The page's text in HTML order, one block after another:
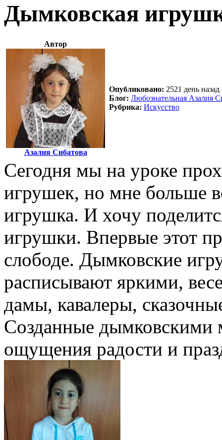
Дымковская
Автор
Азалия Сибатова
Опубликовано: 2521 день
Блог: Любознательная Азалия
Рубрика: Искусство
Сегодня мы на уроке
игрушек, но мне больше
игрушка. И хочу
игрушки. Впервые этот
слободе. Дымковские
расписывают яркими,
дамы, кавалеры,
Созданные дымковскими
ощущения радости и